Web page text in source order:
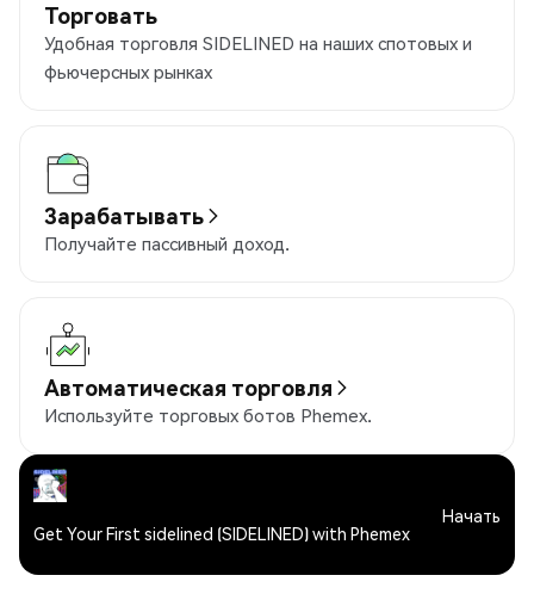
Торговать
Удобная торговля SIDELINED на наших спотовых и
фьючерсных рынках
Зарабатывать
Получайте пассивный доход.
Автоматическая торговля
Используйте торговых ботов Phemex.
Get Your First sidelined (SIDELINED) with Phemex
Начать